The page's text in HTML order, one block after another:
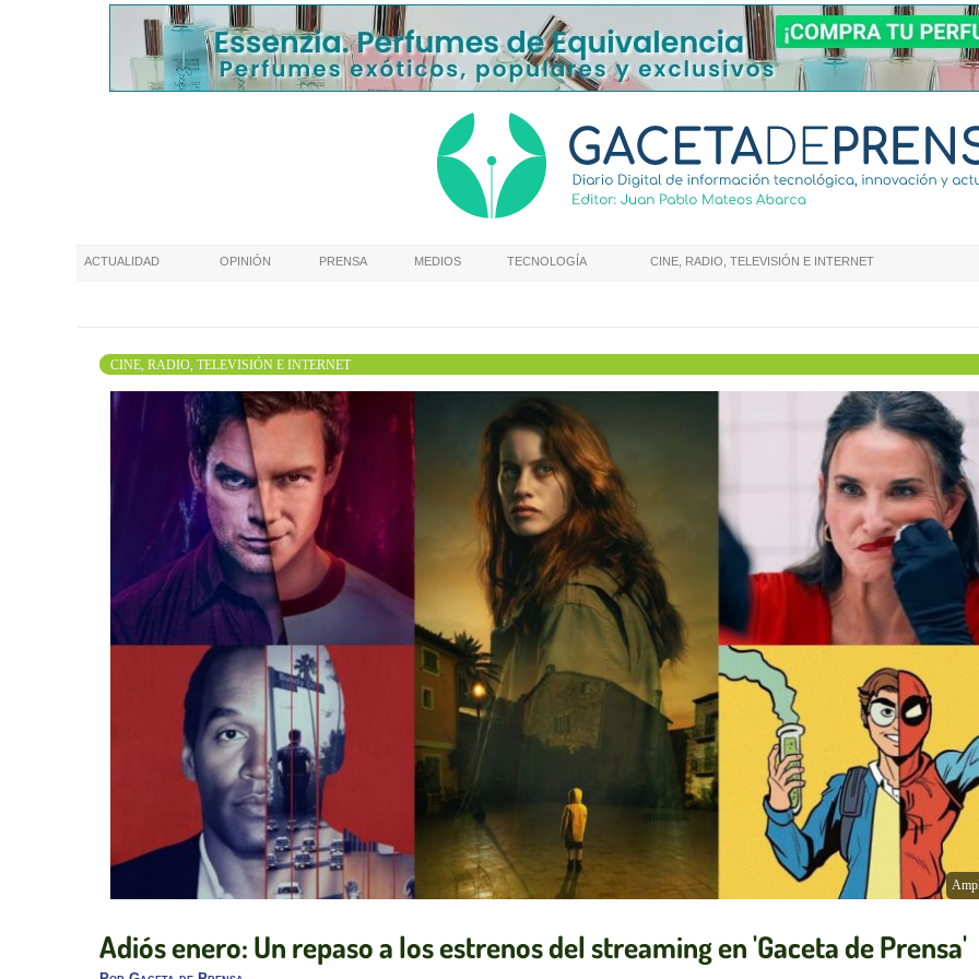
ACTUALIDAD OPINIÓN PRENSA MEDIOS TECNOLOGÍA CINE, RADIO, TELEVISIÓN E INTERNET
CINE, RADIO, TELEVISIÓN E INTERNET
Adiós enero: Un repaso a los estrenos del streaming en 'Gaceta de Prensa'